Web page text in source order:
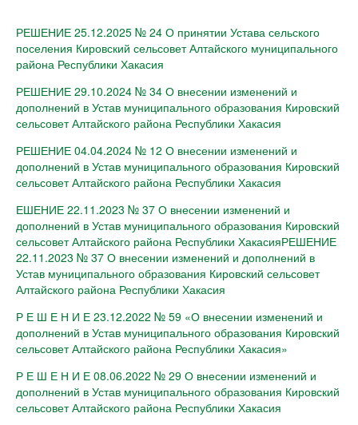
РЕШЕНИЕ 25.12.2025 № 24 О принятии Устава сельского
поселения Кировский сельсовет Алтайского муниципального
района Республики Хакасия
РЕШЕНИЕ 29.10.2024 № 34 О внесении изменений и
дополнений в Устав муниципального образования Кировский
сельсовет Алтайского района Республики Хакасия
РЕШЕНИЕ 04.04.2024 № 12 О внесении изменений и
дополнений в Устав муниципального образования Кировский
сельсовет Алтайского района Республики Хакасия
ЕШЕНИЕ 22.11.2023 № 37 О внесении изменений и
дополнений в Устав муниципального образования Кировский
сельсовет Алтайского района Республики ХакасияРЕШЕНИЕ
22.11.2023 № 37 О внесении изменений и дополнений в
Устав муниципального образования Кировский сельсовет
Алтайского района Республики Хакасия
Р Е Ш Е Н И Е 23.12.2022 № 59 «О внесении изменений и
дополнений в Устав муниципального образования Кировский
сельсовет Алтайского района Республики Хакасия»
Р Е Ш Е Н И Е 08.06.2022 № 29 О внесении изменений и
дополнений в Устав муниципального образования Кировский
сельсовет Алтайского района Республики Хакасия